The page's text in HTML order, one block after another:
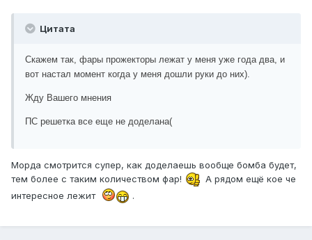
Цитата
Скажем так, фары прожекторы лежат у меня уже года два, и
вот настал момент когда у меня дошли руки до них).
Жду Вашего мнения
ПС решетка все еще не доделана(
Морда смотрится супер, как доделаешь вообще бомба будет,
тем более с таким количеством фар!
А рядом ещё кое че
интересное лежит
.